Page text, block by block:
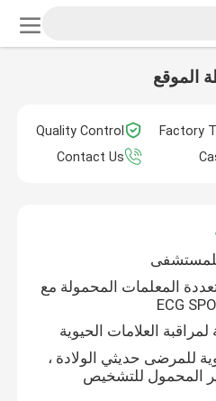
الموقع
Factory
Quality Control
Contact Us
للمستشفى
المعلمات المحمولة مع
ECG
العلامات الحيوية
للمرضى حديثي الولادة ،
المحمول للتشخيص